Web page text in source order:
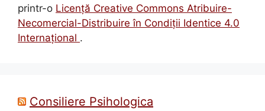
printr-o Licenţă Creative Commons Atribuire-
Necomercial-Distribuire în Condiţii Identice 4.0
Internațional .
Consiliere Psihologica